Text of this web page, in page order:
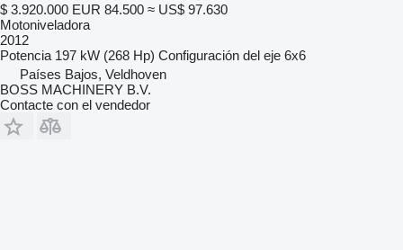
$ 3.920.000 EUR 84.500 ≈ US$ 97.630
Motoniveladora
2012
Potencia 197 kW (268 Hp) Configuración del eje 6x6
Países Bajos, Veldhoven
BOSS MACHINERY B.V.
Contacte con el vendedor